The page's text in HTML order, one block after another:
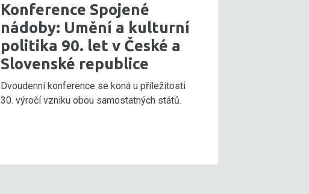
Konference Spojené
nádoby: Umění a kulturní
politika 90. let v České a
Slovenské republice
Dvoudenní konference se koná u příležitosti
30. výročí vzniku obou samostatných států.